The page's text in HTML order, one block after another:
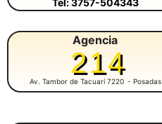
Tel: 3757-504343
Agencia
214
Av. Tambor de Tacuarí 7220 - Posadas